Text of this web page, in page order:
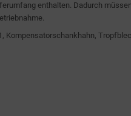
enthalten. Dadurch